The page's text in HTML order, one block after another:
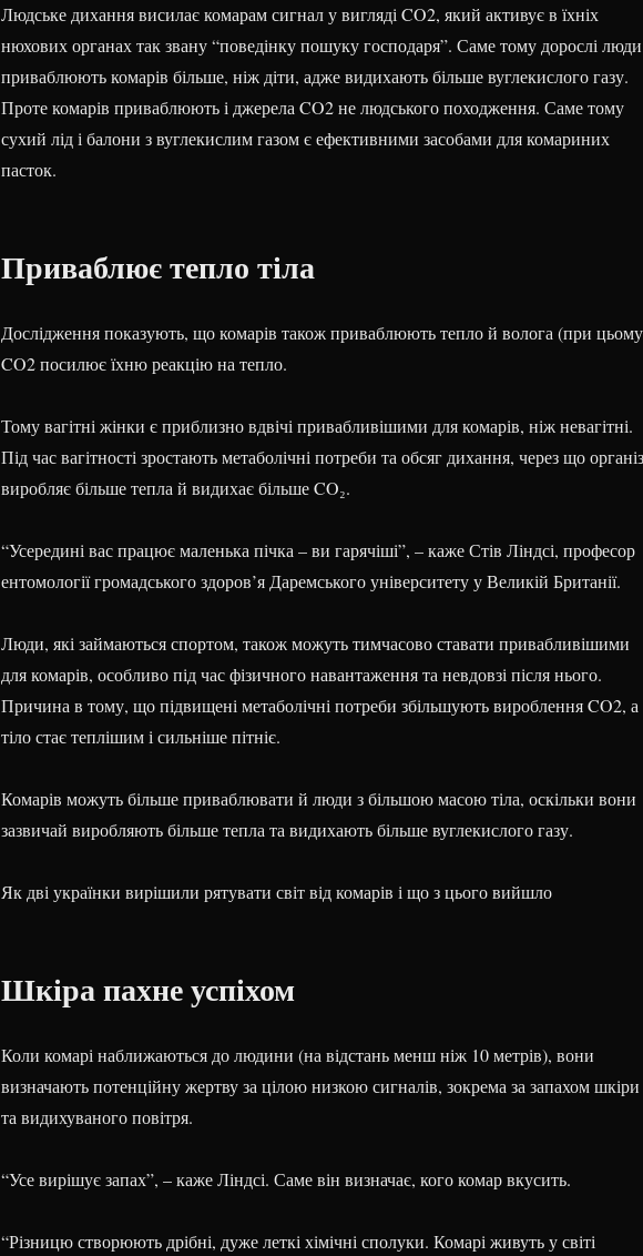
Людське дихання висилає комарам сигнал у вигляді CO2, який активує в їхніх
нюхових органах так звану “поведінку пошуку господаря”. Саме тому дорослі люди
приваблюють комарів більше, ніж діти, адже видихають більше вуглекислого газу.
Проте комарів приваблюють і джерела CO2 не людського походження. Саме тому
сухий лід і балони з вуглекислим газом є ефективними засобами для комариних
пасток.
Приваблює тепло тіла
Дослідження показують, що комарів також приваблюють тепло й волога (при цьому
CO2 посилює їхню реакцію на тепло.
Тому вагітні жінки є приблизно вдвічі привабливішими для комарів, ніж невагітні.
Під час вагітності зростають метаболічні потреби та обсяг дихання, через що
виробляє більше тепла й видихає більше CO₂.
“Усередині вас працює маленька пічка – ви гарячіші”, – каже Стів Ліндсі, професор
ентомології громадського здоров’я Даремського університету у Великій Британії.
Люди, які займаються спортом, також можуть тимчасово ставати привабливішими
для комарів, особливо під час фізичного навантаження та невдовзі після нього.
Причина в тому, що підвищені метаболічні потреби збільшують вироблення CO2, а
тіло стає теплішим і сильніше пітніє.
Комарів можуть більше приваблювати й люди з більшою масою тіла, оскільки вони
зазвичай виробляють більше тепла та видихають більше вуглекислого газу.
Як дві українки вирішили рятувати світ від комарів і що з цього вийшло
Шкіра пахне успіхом
Коли комарі наближаються до людини (на відстань менш ніж 10 метрів), вони
визначають потенційну жертву за цілою низкою сигналів, зокрема за запахом шкіри
та видихуваного повітря.
“Усе вирішує запах”, – каже Ліндсі. Саме він визначає, кого комар вкусить.
“Різницю створюють дрібні, дуже леткі хімічні сполуки. Комарі живуть у світі